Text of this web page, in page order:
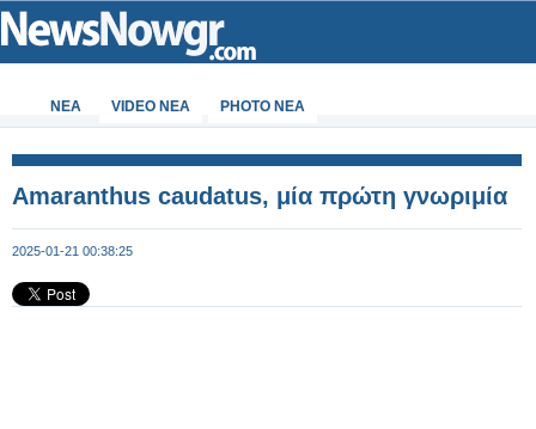
ΝΕΑ VIDEO NEA PHOTO NEA
Amaranthus caudatus, μία πρώτη γνωριμία
2025-01-21 00:38:25